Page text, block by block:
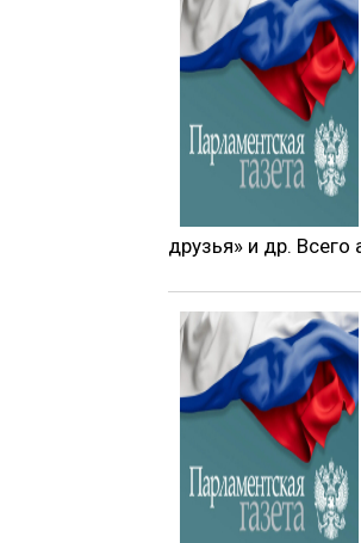
друзья» и др. Всего